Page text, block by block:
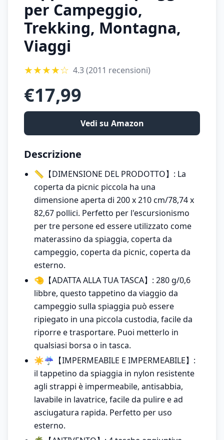
per Campeggio,
Trekking, Montagna,
Viaggi
★★★★☆ 4.3(2011 recensioni)
€17,99
Vedi su Amazon
Descrizione
📏【DIMENSIONE DEL PRODOTTO】: La
coperta da picnic piccola ha una
dimensione aperta di 200 x 210 cm/78,74 x
82,67 pollici. Perfetto per l'escursionismo
per tre persone ed essere utilizzato come
materassino da spiaggia, coperta da
campeggio, coperta da picnic, coperta da
esterno.
🤏【ADATTA ALLA TUA TASCA】: 280 g/0,6
libbre, questo tappetino da viaggio da
campeggio sulla spiaggia può essere
ripiegato in una piccola custodia, facile da
riporre e trasportare. Puoi metterlo in
qualsiasi borsa o in tasca.
☀☔【IMPERMEABILE E IMPERMEABILE】:
il tappetino da spiaggia in nylon resistente
agli strappi è impermeabile, antisabbia,
lavabile in lavatrice, facile da pulire e ad
asciugatura rapida. Perfetto per uso
esterno.